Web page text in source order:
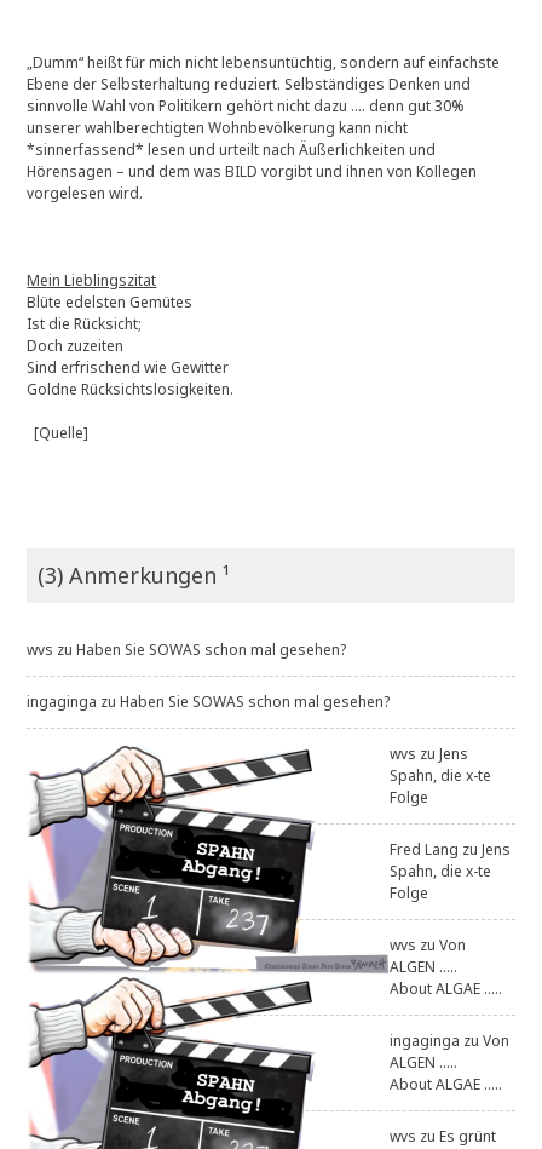
„Dumm“ heißt für mich nicht lebensuntüchtig, sondern auf einfachste
Ebene der Selbsterhaltung reduziert. Selbständiges Denken und
sinnvolle Wahl von Politikern gehört nicht dazu …. denn gut 30%
unserer wahlberechtigten Wohnbevölkerung kann nicht
*sinnerfassend* lesen und urteilt nach Äußerlichkeiten und
Hörensagen – und dem was BILD vorgibt und ihnen von Kollegen
vorgelesen wird.
Mein Lieblingszitat
Blüte edelsten Gemütes
Ist die Rücksicht;
Doch zuzeiten
Sind erfrischend wie Gewitter
Goldne Rücksichtslosigkeiten.
[Quelle]
(3) Anmerkungen ¹
wvs zuHaben Sie SOWAS schon mal gesehen?
ingaginga zuHaben Sie SOWAS schon mal gesehen?
wvs zuJens
Spahn, die x-te
Folge
Fred Lang zuJens
Spahn, die x-te
Folge
wvs zuVon
ALGEN .....
About ALGAE .....
ingaginga zuVon
ALGEN .....
About ALGAE .....
wvs zuEs grünt